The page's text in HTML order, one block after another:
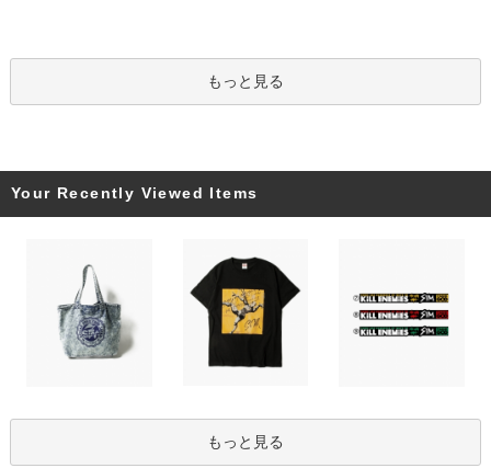
もっと見る
Your Recently Viewed Items
もっと見る